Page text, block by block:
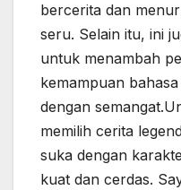
bercerita dan
seru. Selain itu, ini
untuk menambah
kemampuan
dengan
memilih cerita
suka dengan
kuat dan cerdas.